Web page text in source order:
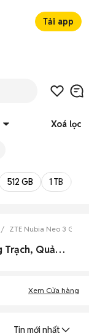
Tải app
Xoá lọc
512 GB 1 TB
ZTE Nubia Neo 3 GT
0 Zte Nubia Neo 3 Gt cũ Huyện Quảng Trạch, Quảng Bình đẹp
Xem Cửa hàng
Tin mới nhất